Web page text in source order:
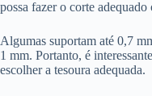
possa fazer o corte adequado
Algumas suportam até 0,7
1 mm. Portanto, é
escolher a tesoura adequada.